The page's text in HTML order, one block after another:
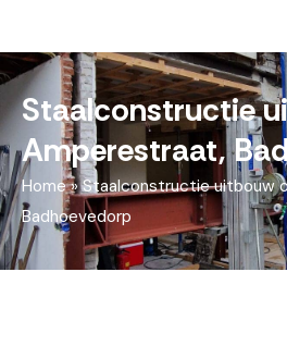
Staalconstructie
Amperestraat,
Home»Staalconstructie uitbouw
Badhoevedorp